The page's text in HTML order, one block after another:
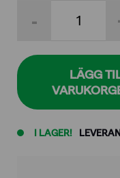
I LAGER!
Svarta/vit
mängd
-
LÄGG